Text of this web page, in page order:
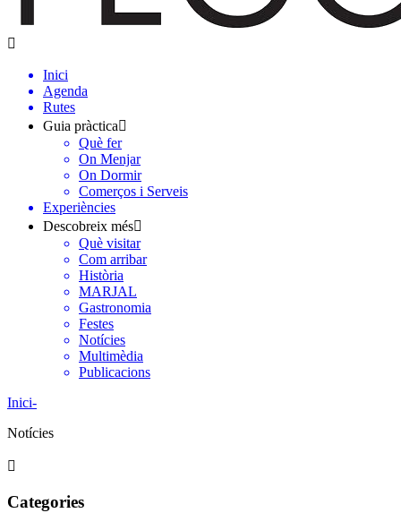
Inici
Agenda
Rutes
Guia pràctica
Què fer
On Menjar
On Dormir
Comerços i Serveis
Experiències
Descobreix més
Què visitar
Com arribar
Història
MARJAL
Gastronomia
Festes
Notícies
Multimèdia
Publicacions
Inici-
Notícies
Categories